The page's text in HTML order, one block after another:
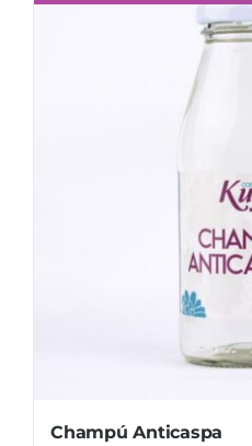
Champú Anticaspa